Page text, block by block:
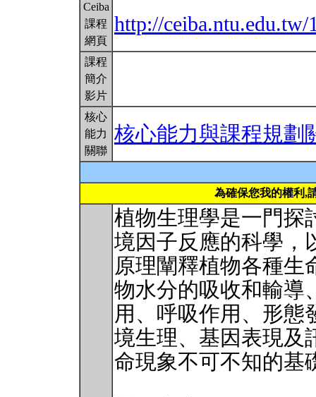
Ceiba
課程
網頁
http://ceiba.ntu.edu.tw/
課程
簡介
影片
核心
能力
關聯
核心能力與課程規劃
為確保您我的權利,
植物生理學是一門探
境因子反應的科學，
原理闡釋植物各種生
物水分的吸收和輸導
用、呼吸作用、形態
境生理、基因表現及
命現象不可不知的基